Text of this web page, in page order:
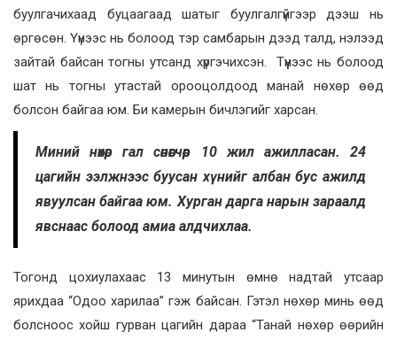
буулгачихаад буцаагаад шатыг буулгалгүйгээр дээш нь
өргөсөн. Үүнээс нь болоод тэр самбарын дээд талд, нэлээд
зайтай байсан тогны утсанд хүргэчихсэн. Түүнээс нь болоод
шат нь тогны утастай орооцолдоод манай нөхөр өөд
болсон байгаа юм. Би камерын бичлэгийг харсан.
Миний нөхөр гал сөнөөгчөөр 10 жил ажилласан. 24
цагийн ээлжнээс буусан хүнийг албан бус ажилд
явуулсан байгаа юм. Хурган дарга нарын зараалд
явснаас болоод амиа алдчихлаа.
Тогонд цохиулахаас 13 минутын өмнө надтай утсаар
ярихдаа “Одоо харилаа” гэж байсан. Гэтэл нөхөр минь өөд
болсноос хойш гурван цагийн дараа “Танай нөхөр өөрийн